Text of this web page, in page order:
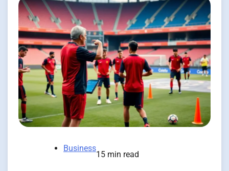
Business
15 min read